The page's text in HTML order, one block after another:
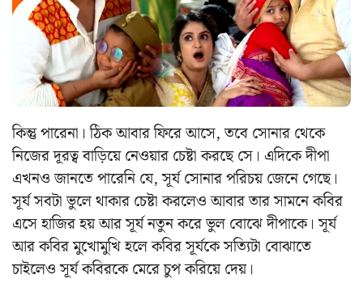
কিন্তু পারেনা। ঠিক আবার ফিরে আসে, তবে সোনার থেকে
নিজের দূরত্ব বাড়িয়ে নেওয়ার চেষ্টা করছে সে। এদিকে দীপা
এখনও জানতে পারেনি যে, সূর্য সোনার পরিচয় জেনে গেছে।
সূর্য সবটা ভুলে থাকার চেষ্টা করলেও আবার তার সামনে কবির
এসে হাজির হয় আর সূর্য নতুন করে ভুল বোঝে দীপাকে। সূর্য
আর কবির মুখোমুখি হলে কবির সূর্যকে সত্যিটা বোঝাতে
চাইলেও সূর্য কবিরকে মেরে চুপ করিয়ে দেয়।